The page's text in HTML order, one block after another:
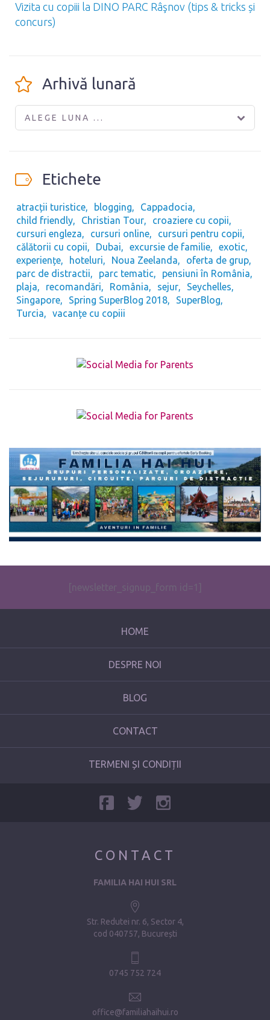
Vizita cu copiii la DINO PARC Râşnov (tips & tricks și
concurs)
Arhivă lunară
ALEGE LUNA ...
Etichete
atracții turistice blogging
Cappadocia
child friendly
Christian Tour
croaziere cu copii
cursuri engleza
cursuri online
cursuri pentru copii
călătorii cu copii
Dubai excursie de familie
exotic
experiențe
hoteluri Noua Zeelanda
oferta de grup
parc de distractii
parc tematic
pensiuni în România
plaja
recomandări România sejur
Seychelles
Singapore
Spring SuperBlog 2018
SuperBlog
Turcia
vacanțe cu copiii
The form you have selected does not exist.
[newsletter_signup_form id=1]
HOME
DESPRE NOI
BLOG
CONTACT
TERMENI ȘI CONDIȚII
CONTACT
FAMILIA HAI HUI SRL
Str. Redutei nr. 6, Sector 4
cod 040757, București
0745 752 724
office@familiahaihui.ro